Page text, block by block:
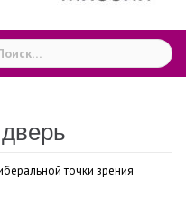
точки зрения